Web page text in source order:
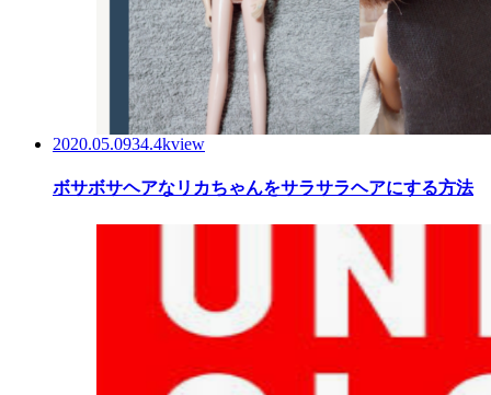
2020.05.0934.4kview
ボサボサヘアなリカちゃんをサラサラヘアにする方法